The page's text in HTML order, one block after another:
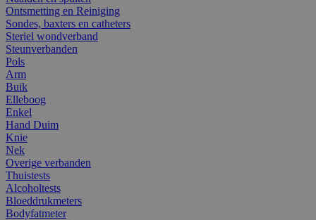
Ontsmetting en Reiniging
Sondes, baxters en catheters
Steriel wondverband
Steunverbanden
Pols
Arm
Buik
Elleboog
Enkel
Hand Duim
Knie
Nek
Overige verbanden
Thuistests
Alcoholtests
Bloeddrukmeters
Bodyfatmeter